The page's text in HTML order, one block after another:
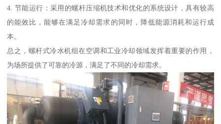
4. 节能运行：采用的螺杆压缩机技术和优化的系统设计，具有较高
的能效比，能够在满足冷却需求的同时，降低能源消耗和运行成
本。
总之，螺杆式冷水机组在空调和工业冷却领域发挥着重要的作用，
为场所提供了可靠的冷源，满足了不同的冷却需求。